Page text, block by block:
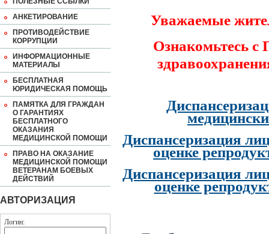
АНКЕТИРОВАНИЕ
ПРОТИВОДЕЙСТВИЕ
КОРРУПЦИИ
ИНФОРМАЦИОННЫЕ
МАТЕРИАЛЫ
БЕСПЛАТНАЯ
ЮРИДИЧЕСКАЯ ПОМОЩЬ
ПАМЯТКА ДЛЯ ГРАЖДАН
О ГАРАНТИЯХ
БЕСПЛАТНОГО
ОКАЗАНИЯ
МЕДИЦИНСКОЙ ПОМОЩИ
ПРАВО НА ОКАЗАНИЕ
МЕДИЦИНСКОЙ ПОМОЩИ
ВЕТЕРАНАМ БОЕВЫХ
ДЕЙСТВИЙ
АВТОРИЗАЦИЯ
Логин:
Уважаемые
Ознакомьтесь
Диспансеризация
оценке
Диспансеризация
оценке